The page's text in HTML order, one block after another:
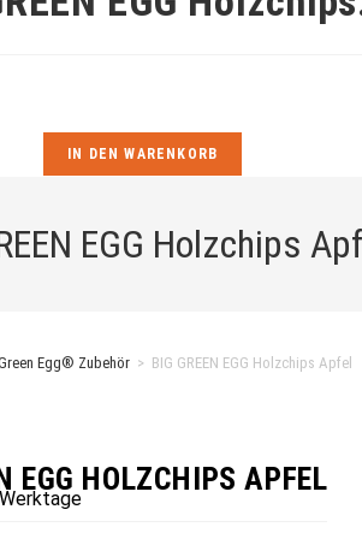
IN DEN WARENKORB
EGG Holzchips
Egg® Zubehör > BIG GREEN EGG Holzchips Apfel
EGG HOLZCHIPS APFEL